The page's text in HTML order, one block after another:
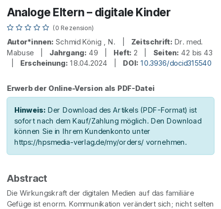
Analoge Eltern – digitale Kinder
(0 Rezension)
Autor*innen: Schmid König , N. | Zeitschrift: Dr. med.
Mabuse | Jahrgang: 49 | Heft: 2 | Seiten: 42 bis 43
Erscheinung: 18.04.2024 | DOI: 10.3936/docid315540
Erwerb der Online-Version als PDF-Datei
Hinweis: Der Download des Artikels (PDF-Format) ist
sofort nach dem Kauf/Zahlung möglich. Den Download
können Sie in Ihrem Kundenkonto unter
https://hpsmedia-verlag.de/my/orders/ vornehmen.
Abstract
Die Wirkungskraft der digitalen Medien auf das familiäre
Gefüge ist enorm. Kommunikation verändert sich; nicht selten